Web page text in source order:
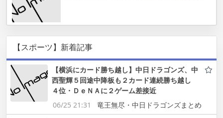
【スポーツ】新着記事
【横浜にカード勝ち越し】中日ドラゴンズ、中
西聖輝５回途中降板も２カード連続勝ち越し
４位・ＤｅＮＡに２ゲーム差接近
06/25 21:31
竜王無尽・中日ドラゴンズまとめ